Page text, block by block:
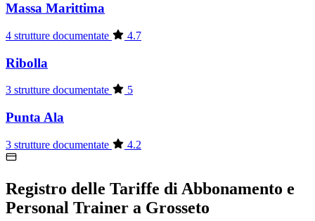
Massa Marittima
4 strutture documentate 4.7
Ribolla
3 strutture documentate 5
Punta Ala
3 strutture documentate 4.2
Registro delle Tariffe di Abbonamento e
Personal Trainer a Grosseto